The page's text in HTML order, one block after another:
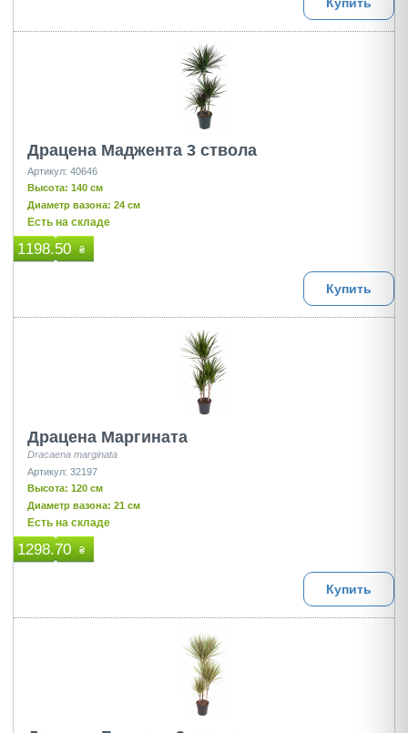
Драцена Маджента 3 ствола
Артикул: 40646
Высота: 140 см
Диаметр вазона: 24 см
Есть на складе
1198.50 ₴
Купить
Драцена Маргината
Dracaena marginata
Артикул: 32197
Высота: 120 см
Диаметр вазона: 21 см
Есть на складе
1298.70 ₴
Купить